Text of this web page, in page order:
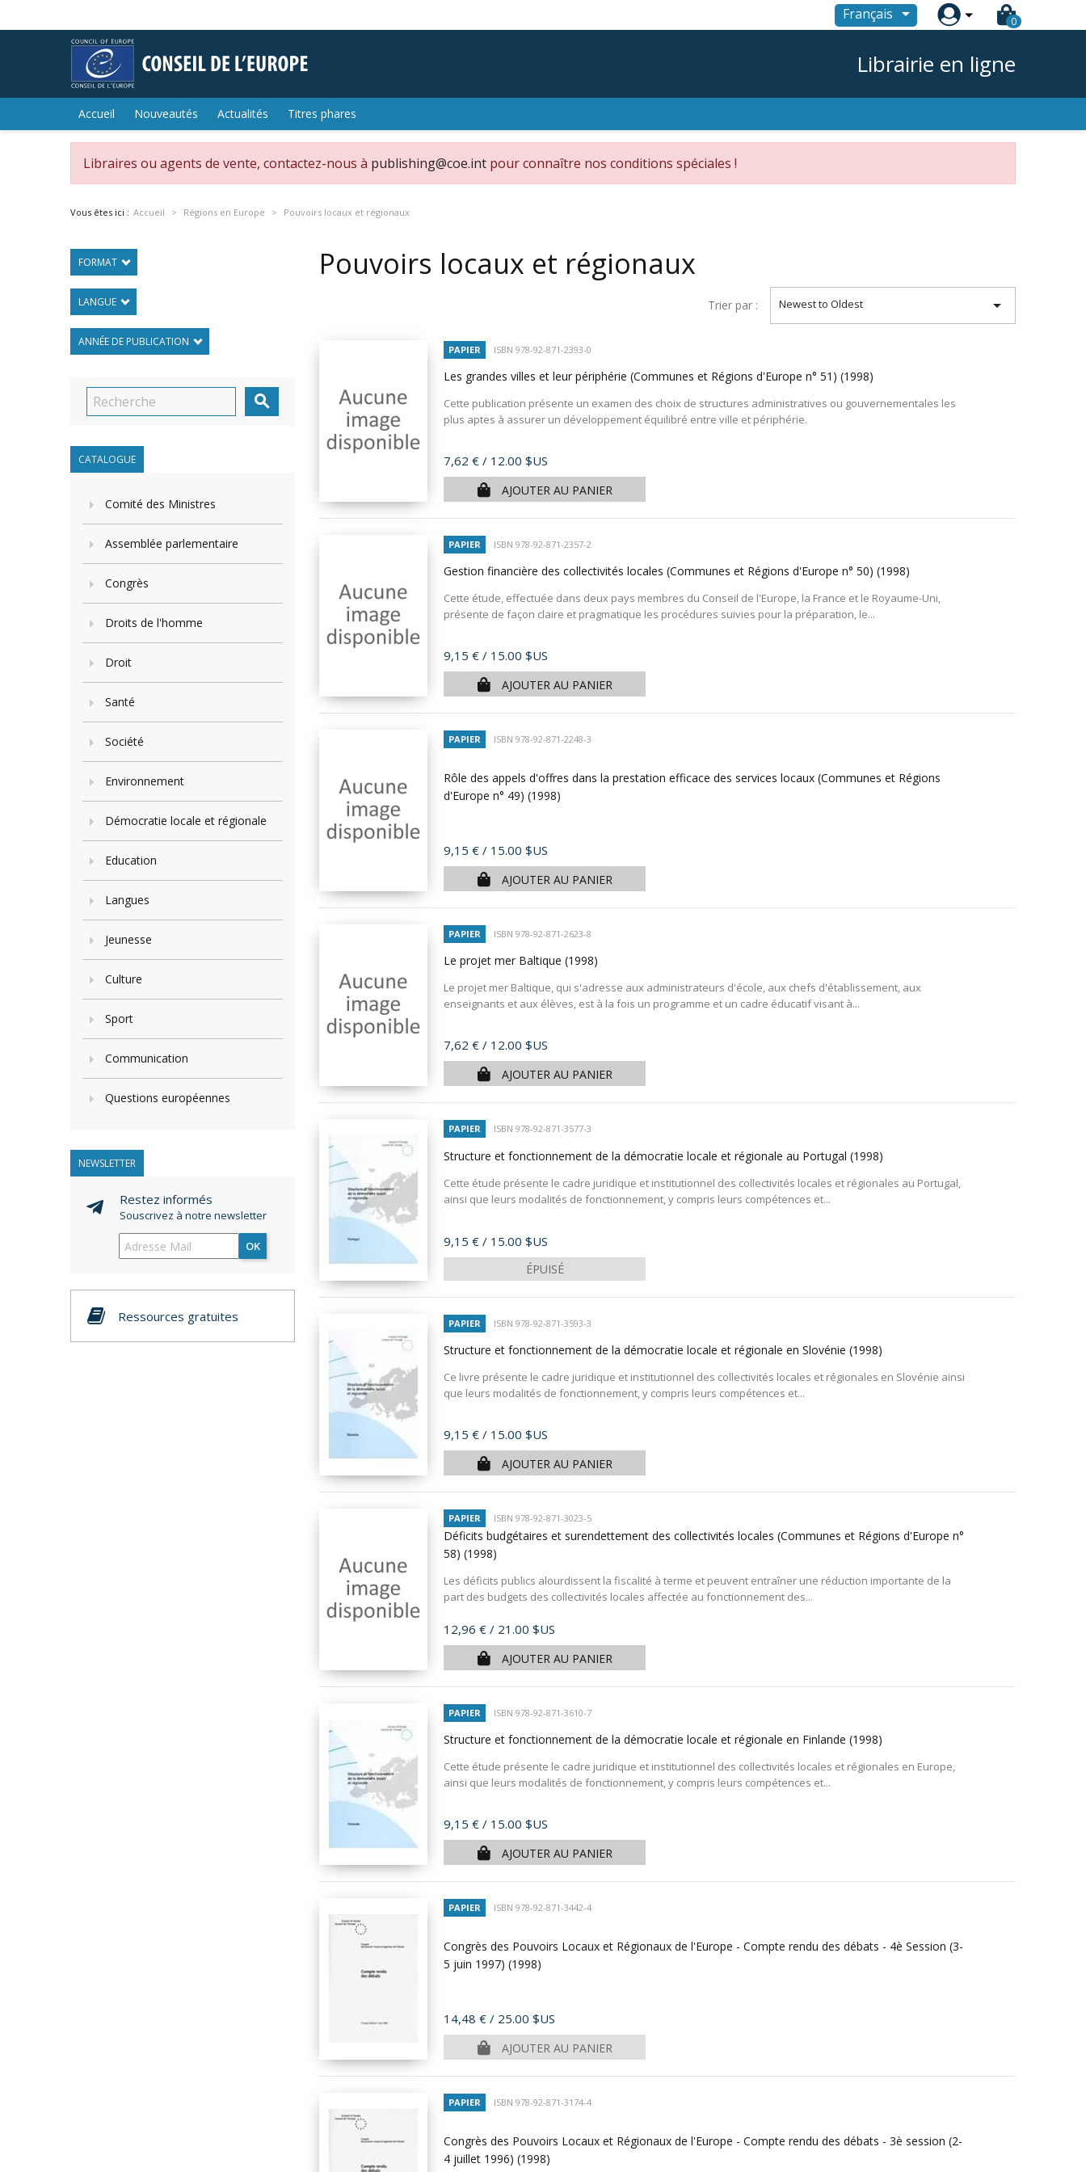
Français  0
Librairie en ligne
Accueil Nouveautés Actualités Titres phares
Libraires ou agents de vente, contactez-nous à publishing@coe.int pour connaître nos conditions spéciales !
Vous êtes ici : Accueil Régions en Europe Pouvoirs locaux et régionaux
FORMAT
LANGUE
ANNÉE DE PUBLICATION

CATALOGUE
Comité des Ministres
Assemblée parlementaire
Congrès
Droits de l'homme
Droit
Santé
Société
Environnement
Démocratie locale et régionale
Education
Langues
Jeunesse
Culture
Sport
Communication
Questions européennes
NEWSLETTER
Restez informés
Souscrivez à notre newsletter
OK
Ressources gratuites
Pouvoirs locaux et régionaux
Trier par : Newest to Oldest 
PAPIER ISBN 978-92-871-2393-0
Les grandes villes et leur périphérie (Communes et Régions d'Europe n° 51) (1998)
Cette publication présente un examen des choix de structures administratives ou gouvernementales les
plus aptes à assurer un développement équilibré entre ville et périphérie.
Prix
7,62 € / 12.00 $US
AJOUTER AU PANIER
PAPIER ISBN 978-92-871-2357-2
Gestion financière des collectivités locales (Communes et Régions d'Europe n° 50) (1998)
Cette étude, effectuée dans deux pays membres du Conseil de l'Europe, la France et le Royaume-Uni,
présente de façon claire et pragmatique les procédures suivies pour la préparation, le...
Prix
9,15 € / 15.00 $US
AJOUTER AU PANIER
PAPIER ISBN 978-92-871-2248-3
Rôle des appels d'offres dans la prestation efficace des services locaux (Communes et Régions
d'Europe n° 49) (1998)
Prix
9,15 € / 15.00 $US
AJOUTER AU PANIER
PAPIER ISBN 978-92-871-2623-8
Le projet mer Baltique (1998)
Le projet mer Baltique, qui s'adresse aux administrateurs d'école, aux chefs d'établissement, aux
enseignants et aux élèves, est à la fois un programme et un cadre éducatif visant à...
Prix
7,62 € / 12.00 $US
AJOUTER AU PANIER
PAPIER ISBN 978-92-871-3577-3
Structure et fonctionnement de la démocratie locale et régionale au Portugal (1998)
Cette étude présente le cadre juridique et institutionnel des collectivités locales et régionales au Portugal,
ainsi que leurs modalités de fonctionnement, y compris leurs compétences et...
Prix
9,15 € / 15.00 $US
ÉPUISÉ
PAPIER ISBN 978-92-871-3593-3
Structure et fonctionnement de la démocratie locale et régionale en Slovénie (1998)
Ce livre présente le cadre juridique et institutionnel des collectivités locales et régionales en Slovénie ainsi
que leurs modalités de fonctionnement, y compris leurs compétences et...
Prix
9,15 € / 15.00 $US
AJOUTER AU PANIER
PAPIER ISBN 978-92-871-3023-5
Déficits budgétaires et surendettement des collectivités locales (Communes et Régions d'Europe n°
58) (1998)
Les déficits publics alourdissent la fiscalité à terme et peuvent entraîner une réduction importante de la
part des budgets des collectivités locales affectée au fonctionnement des...
Prix
12,96 € / 21.00 $US
AJOUTER AU PANIER
PAPIER ISBN 978-92-871-3610-7
Structure et fonctionnement de la démocratie locale et régionale en Finlande (1998)
Cette étude présente le cadre juridique et institutionnel des collectivités locales et régionales en Europe,
ainsi que leurs modalités de fonctionnement, y compris leurs compétences et...
Prix
9,15 € / 15.00 $US
AJOUTER AU PANIER
PAPIER ISBN 978-92-871-3442-4
Congrès des Pouvoirs Locaux et Régionaux de l'Europe - Compte rendu des débats - 4è Session (3-
5 juin 1997) (1998)
Prix
14,48 € / 25.00 $US
AJOUTER AU PANIER
PAPIER ISBN 978-92-871-3174-4
Congrès des Pouvoirs Locaux et Régionaux de l'Europe - Compte rendu des débats - 3è session (2-
4 juillet 1996) (1998)